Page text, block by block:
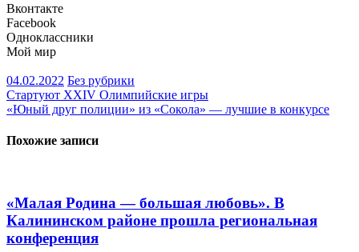
Вконтакте
Facebook
Одноклассники
Мой мир
04.02.2022 Без рубрики
Навигация
по
записям
Стартуют XXIV Олимпийские игры
«Юный друг полиции» из «Сокола» — лучшие в конкурсе
Похожие записи
«Малая Родина — большая любовь». В
Калининском районе прошла региональная
конференция